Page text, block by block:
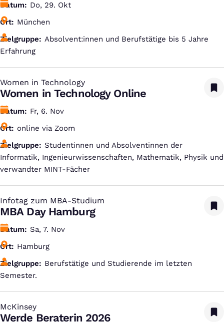
Datum
Do, 29. Okt
Ort
München
Zielgruppe
Absolvent:innen und Berufstätige bis 5 Jahre
Erfahrung
Women in Technology
:
Women in Technology Online
Datum
Fr, 6. Nov
Ort
online via Zoom
Zielgruppe
Studentinnen und Absolventinnen der
Informatik, Ingenieurwissenschaften, Mathematik, Physik und
verwandter MINT-Fächer
Infotag zum MBA-Studium
:
MBA Day Hamburg
Datum
Sa, 7. Nov
Ort
Hamburg
Zielgruppe
Berufstätige und Studierende im letzten
Semester.
McKinsey
:
Werde Beraterin 2026